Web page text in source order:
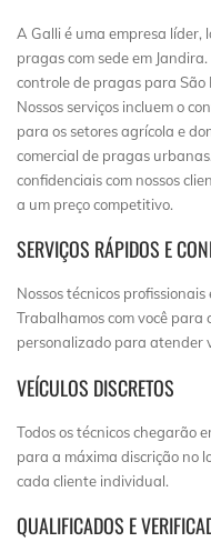
A Galli é uma empresa líder,
pragas com sede em
controle de pragas para São
Nossos serviços incluem o
para os setores agrícola e
comercial de pragas
confidenciais com nossos
a um preço competitivo.
SERVIÇOS RÁPIDOS E
Nossos técnicos
Trabalhamos com você
personalizado para atender
VEÍCULOS DISCRETOS
Todos os técnicos chegarão
para a máxima discrição no
cada cliente individual.
QUALIFICADOS E